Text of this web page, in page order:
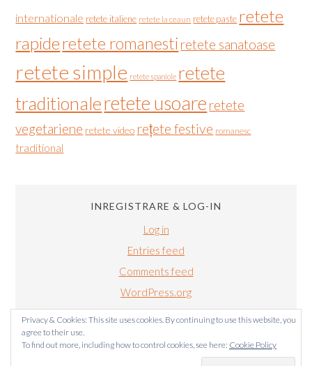
internationale retete italiene retete la ceaun retete paste retete
rapideretete romanesti retete sanatoase
retete simple retete spaniole retete
traditionaleretete usoare retete
vegetariene retete video rețete festive romanesc
traditional
INREGISTRARE & LOG-IN
Log in
Entries feed
Comments feed
WordPress.org
Privacy & Cookies: This site uses cookies. By continuing to use this website, you
agree to their use.
To find out more, including how to control cookies, see here: Cookie Policy